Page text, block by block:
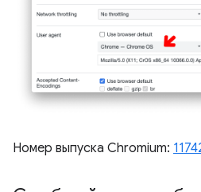
Номер выпуска Chromium: